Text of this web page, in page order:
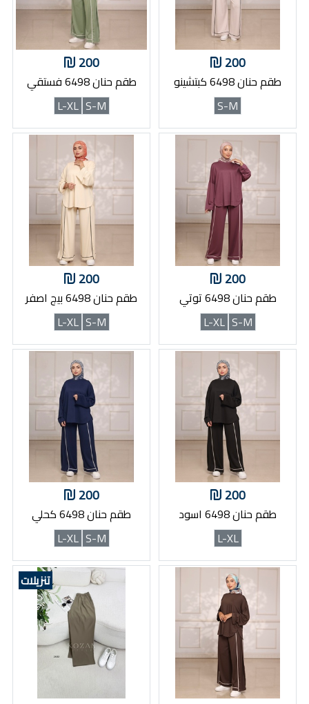
200
طقم حنان 6498 كبتشينو
S-M
200
طقم حنان 6498 فستقي
S-M
L-XL
200
طقم حنان 6498 توتي
S-M
L-XL
200
طقم حنان 6498 بيج اصفر
S-M
L-XL
200
طقم حنان 6498 اسود
L-XL
200
طقم حنان 6498 كحلي
S-M
L-XL
تنزيلات